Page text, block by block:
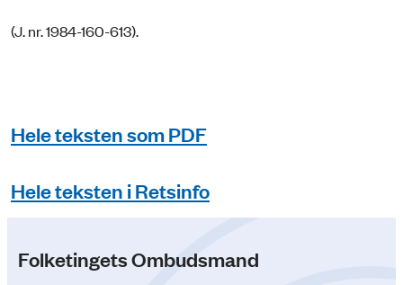
(J. nr. 1984-160-613).
Hele teksten som PDF
Hele teksten i Retsinfo
Folketingets Ombudsmand